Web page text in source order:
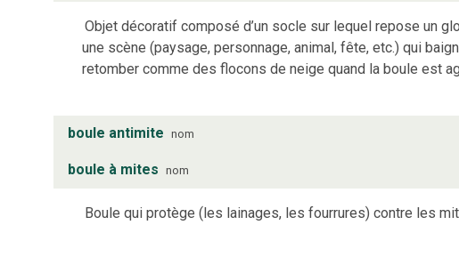
Objet décoratif composé d’un socle sur lequel repose un
une scène (paysage, personnage, animal, fête, etc.) qui
retomber comme des flocons de neige quand la boule est
boule antimite nom
boule à mites nom
Boule qui protège (les lainages, les fourrures) contre les